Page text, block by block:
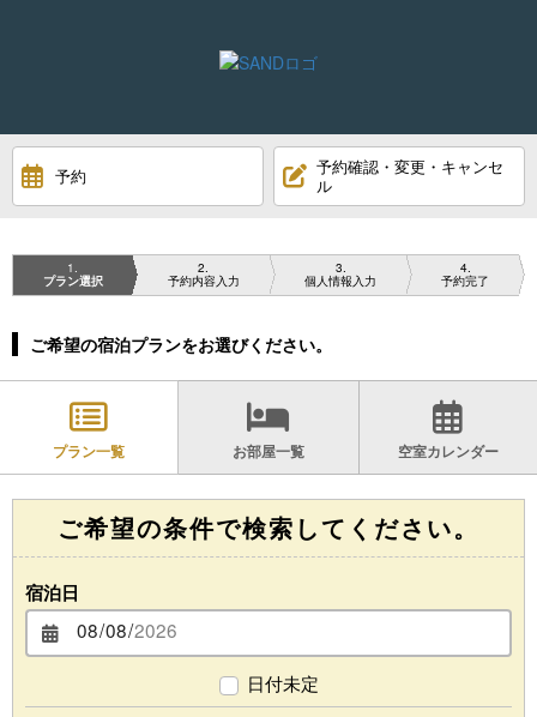
予約
予約確認・変更・キャンセ
ル
1
プラン選択
2
予約内容入力
3
個人情報入力
4
予約完了
ご希望の宿泊プランをお選びください。
プラン一覧 お部屋一覧 空室カレンダー
ご希望の条件で検索してください。
宿泊日
日付未定